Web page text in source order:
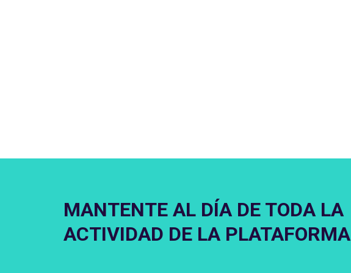
MANTENTE AL DÍA DE TODA LA
ACTIVIDAD DE LA PLATAFORMA